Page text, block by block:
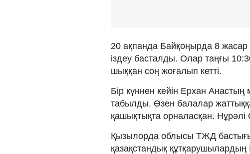
20 ақпанда Байқоңырда 8
іздеу басталды. Олар таңғы
шыққан соң жоғалып кетті.
Бір күннен кейін Ерхан Анастың
табылды. Өзен балалар
қашықтықта орналасқан.
Қызылорда облысы ТЖД
қазақстандық құтқарушылардың